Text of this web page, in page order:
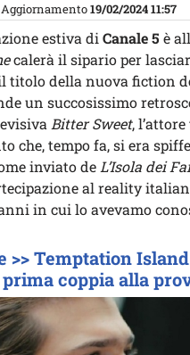
19/02/2024 11:57
estiva di Canale 5 è
calerà il sipario per
titolo della nuova fiction
un succosissimo
Bitter Sweet,
che, tempo fa, si era
inviato de L’Isola dei
al reality
in cui lo avevamo
>> Temptation
prima coppia alla